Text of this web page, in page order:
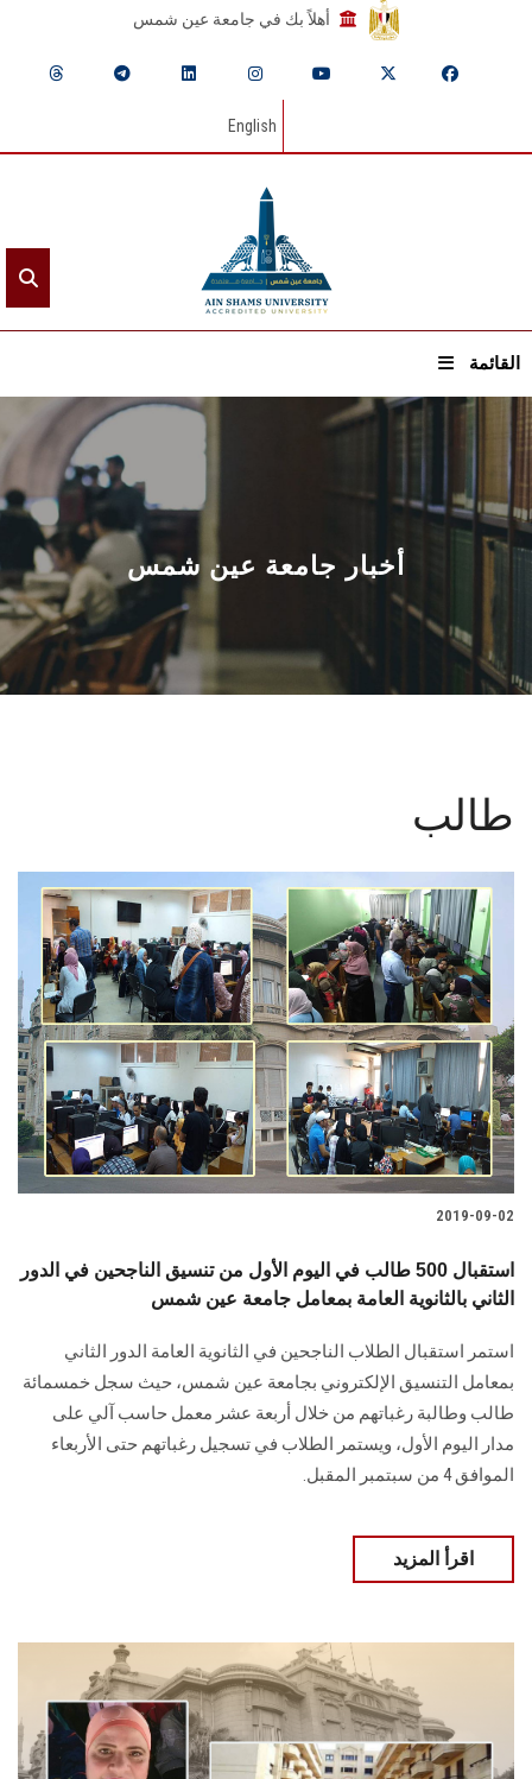
أهلاً بك في جامعة عين شمس
English
القائمة
الرئيسيـة
عن الجامعة
القطاعـات
الشئون الأكاديمية
البحث العلمي
الأنظمة الذكية
الإعلام
تواصل معنا
الطلاب
هيئة التدريس
الخريجين
الموظفون
الزائـرون
أخبار جامعة عين شمس
طالب
2019-09-02
استقبال 500 طالب في اليوم الأول من تنسيق الناجحين في الدور
الثاني بالثانوية العامة بمعامل جامعة عين شمس
استمر استقبال الطلاب الناجحين في الثانوية العامة الدور الثاني
بمعامل التنسيق الإلكتروني بجامعة عين شمس، حيث سجل خمسمائة
طالب وطالبة رغباتهم من خلال أربعة عشر معمل حاسب آلي على
مدار اليوم الأول، ويستمر الطلاب في تسجيل رغباتهم حتى الأربعاء
الموافق 4 من سبتمبر المقبل.
اقرأ المزيد